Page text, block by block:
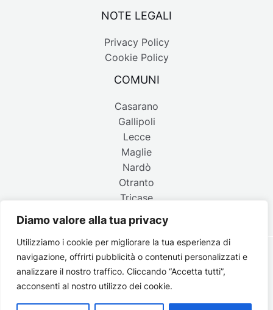
Diamo valore alla tua privacy
Utilizziamo i cookie per migliorare la tua esperienza di
navigazione, offrirti pubblicità o contenuti personalizzati e
analizzare il nostro traffico. Cliccando “Accetta tutti”,
acconsenti al nostro utilizzo dei cookie.
NOTE LEGALI
Privacy Policy
Cookie Policy
COMUNI
Casarano
Gallipoli
Lecce
Maglie
Nardò
Otranto
Tricase
Copyright © 2026 Belpaese | Periodico d'informazione del
Salento - P.IVA 4637850753 - Testata registrata il 18 gennaio